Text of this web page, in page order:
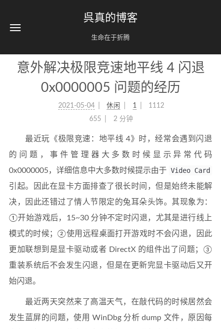
呉真的博客
生命在于折腾
意外解决极限竞速地平线 4 闪退
0x0000005 问题的经历
2021-05-04 休闲 1
1112
655
2 分钟
最近玩《极限竞速：地平线 4》时，经常会遇到闪退
的问题，事件管理器大多数时候显示异常代码
0x0000005，详细信息中大多数时候提示由于 Video Card
引起。因此在显卡方面排查了很长时间，但是始终未能解
决，因此还错过了情人节限定的兔耳朵头饰。其现象为：
①开始游戏后，15~30 分钟不定时闪退，尤其是进行线上
模式的时候；②使用远程桌面打开游戏时不会闪退，因此
更加联想到是显卡驱动或者 DirectX 的组件出了问题；③
重装系统后不会发生闪退，但是在更新完显卡驱动后又开
始闪退。
最近两天突然来了高温天气，在敲代码的时候居然会
发生蓝屏的问题，使用 WinDbg 分析 dump 文件，原因每